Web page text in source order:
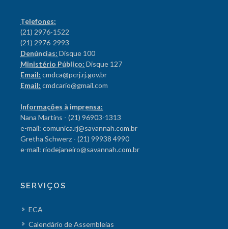
Telefones:
(21) 2976-1522
(21) 2976-2993
Denúncias: Disque 100
Ministério Público: Disque 127
Email: cmdca@pcrj.rj.gov.br
Email: cmdcario@gmail.com
Informações à imprensa:
Nana Martins - (21) 96903-1313
e-mail: comunica.rj@savannah.com.br
Gretha Schwerz - (21) 99938 4990
e-mail: riodejaneiro@savannah.com.br
SERVIÇOS
ECA
Calendário de Assembleias